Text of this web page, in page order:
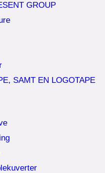
GROUP
SAMT EN LOGOTAPE